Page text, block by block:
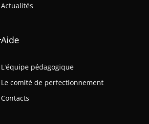
Actualités
Aide
L'équipe pédagogique
Le comité de perfectionnement
Contacts